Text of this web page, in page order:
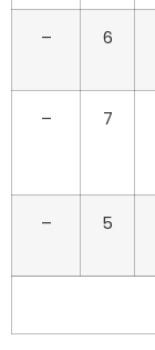
– 6
– 7
– 5